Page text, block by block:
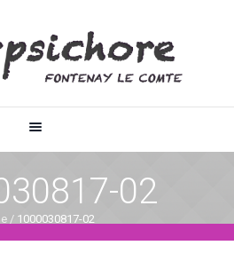
02
/ 1000030817-02